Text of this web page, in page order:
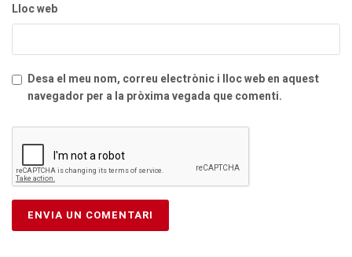
Lloc web
Desa el meu nom, correu electrònic i lloc web en aquest
navegador per a la pròxima vegada que comenti.